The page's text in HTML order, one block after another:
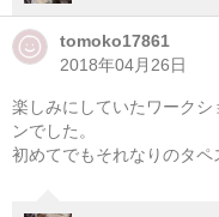
tomoko17861
2018年04月26日
楽しみにしていたワーク
ンでした。
初めてでもそれなりのタペ